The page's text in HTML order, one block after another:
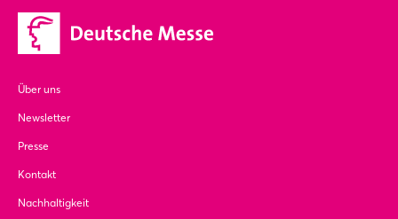
Über uns
Newsletter
Presse
Kontakt
Nachhaltigkeit